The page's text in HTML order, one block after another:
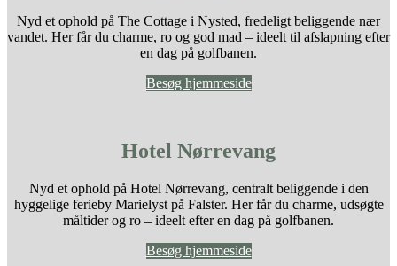
Nyd et ophold på The Cottage i Nysted, fredeligt beliggende nær
vandet. Her får du charme, ro og god mad – ideelt til afslapning efter
en dag på golfbanen.
Besøg hjemmeside
Hotel Nørrevang
Nyd et ophold på Hotel Nørrevang, centralt beliggende i den
hyggelige ferieby Marielyst på Falster. Her får du charme, udsøgte
måltider og ro – ideelt efter en dag på golfbanen.
Besøg hjemmeside